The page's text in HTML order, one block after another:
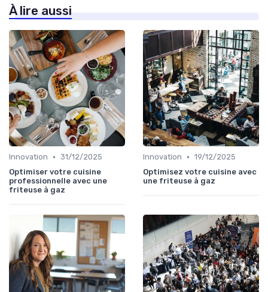
À lire aussi
Innovation • 31/12/2025
Optimiser votre cuisine
professionnelle avec une
friteuse à gaz
Innovation • 19/12/2025
Optimisez votre cuisine avec
une friteuse à gaz